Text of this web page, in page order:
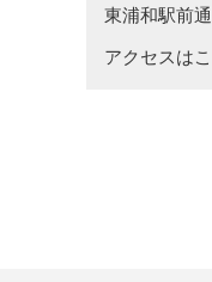
東浦和駅前
アクセスは